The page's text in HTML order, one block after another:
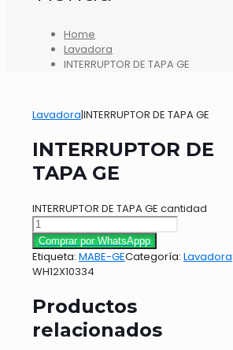
Home
Lavadora
INTERRUPTOR DE TAPA GE
Lavadora|INTERRUPTOR DE TAPA GE
INTERRUPTOR DE
TAPA GE
INTERRUPTOR DE TAPA GE cantidad
Comprar por WhatsAppp
Etiqueta: MABE-GECategoría: Lavadora
WH12X10334
Productos
relacionados